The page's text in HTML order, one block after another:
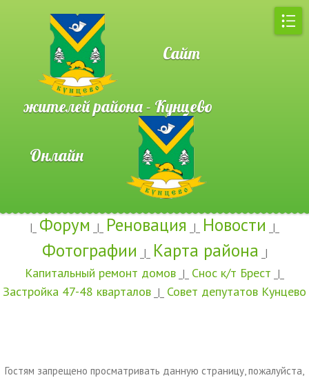
Сайт
жителей района - Кунцево
Онлайн
|_ Форум _|_ Реновация _|_ Новости _|_
Фотографии _|_ Карта района _|
Капитальный ремонт домов _|_ Снос к/т Брест _|_
Застройка 47-48 кварталов _|_ Совет депутатов Кунцево
Гостям запрещено просматривать данную страницу, пожалуйста,